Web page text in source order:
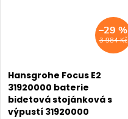
3 984 Kč
–29 %
Hansgrohe Focus E2
31920000 baterie
bidetová stojánková s
výpustí 31920000